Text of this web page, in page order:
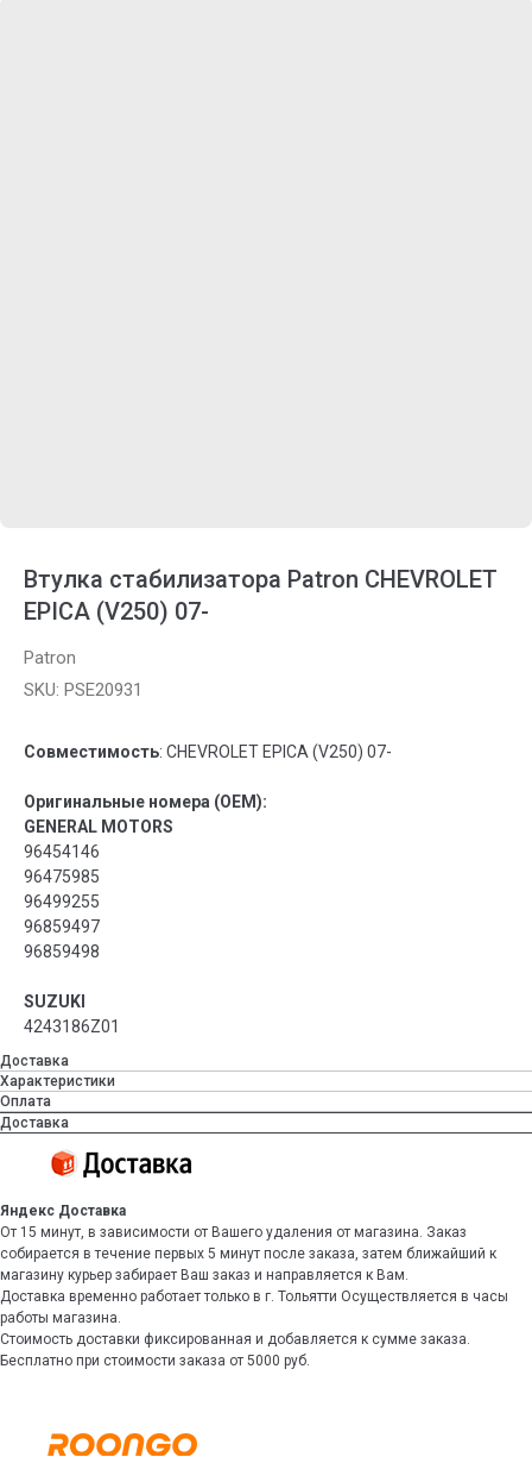
Втулка стабилизатора Patron CHEVROLET
EPICA (V250) 07-
Patron
SKU: PSE20931
Совместимость: CHEVROLET EPICA (V250) 07-
Оригинальные номера (OEM):
GENERAL MOTORS
96454146
96475985
96499255
96859497
96859498
SUZUKI
4243186Z01
Доставка
Характеристики
Оплата
Доставка
Яндекс Доставка
От 15 минут, в зависимости от Вашего удаления от магазина. Заказ
собирается в течение первых 5 минут после заказа, затем ближайший к
магазину курьер забирает Ваш заказ и направляется к Вам.
Доставка временно работает только в г. Тольятти Осуществляется в часы
работы магазина.
Стоимость доставки фиксированная и добавляется к сумме заказа.
Бесплатно при стоимости заказа от 5000 руб.